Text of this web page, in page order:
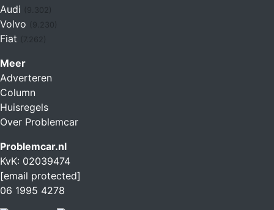
Audi
Volvo
Fiat (7.262)
Meer
Adverteren
Column
Huisregels
Over Problemcar
Problemcar.nl
KvK: 02039474
[email protected]
06 1995 4278